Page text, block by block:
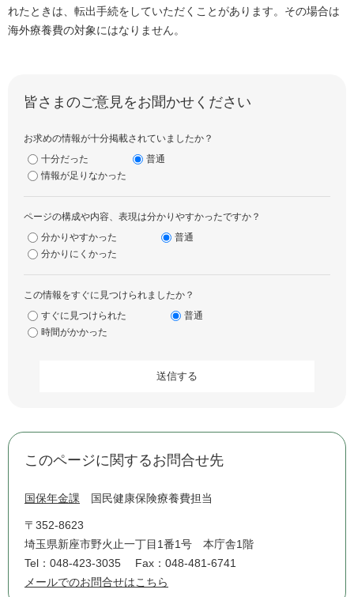
れたときは、転出手続をしていただくことがあります。その場合は
海外療養費の対象にはなりません。
皆さまのご意見をお聞かせください
お求めの情報が十分掲載されていましたか？
十分だった
普通
情報が足りなかった
ページの構成や内容、表現は分かりやすかったですか？
分かりやすかった
普通
分かりにくかった
この情報をすぐに見つけられましたか？
すぐに見つけられた
普通
時間がかかった
このページに関するお問合せ先
国保年金課 国民健康保険療養費担当
〒352-8623
埼玉県新座市野火止一丁目1番1号 本庁舎1階
Tel：048-423-3035
Fax：048-481-6741
メールでのお問合せはこちら